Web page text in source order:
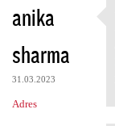
anika
sharma
31.03.2023
Adres